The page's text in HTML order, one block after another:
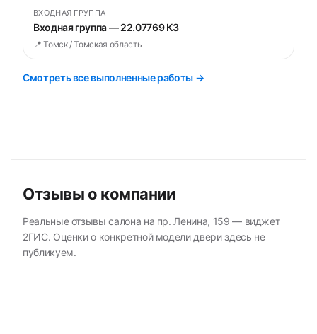
ВХОДНАЯ ГРУППА
Входная группа — 22.07769 К3
📍 Томск / Томская область
Смотреть все выполненные работы →
Отзывы о компании
Реальные отзывы салона на пр. Ленина, 159 — виджет
2ГИС. Оценки о конкретной модели двери здесь не
публикуем.